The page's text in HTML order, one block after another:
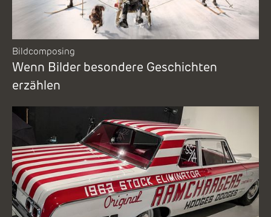
Bildcomposing
Wenn Bilder besondere Geschichten
erzählen